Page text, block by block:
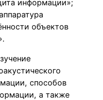
информации»;
объектов
способов
а также